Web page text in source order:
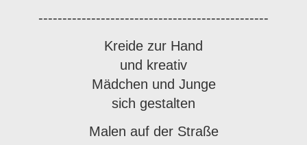
------------------------------------------------
Kreide zur Hand
und kreativ
Mädchen und Junge
sich gestalten
Malen auf der Straße